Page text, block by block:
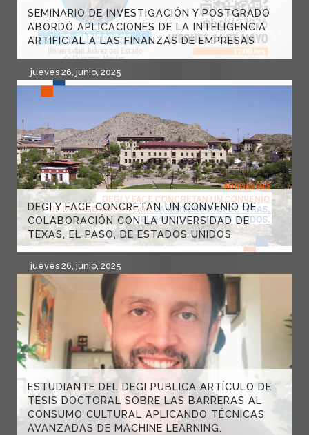
SEMINARIO DE INVESTIGACIÓN Y POSTGRADO
ABORDÓ APLICACIONES DE LA INTELIGENCIA
ARTIFICIAL A LAS FINANZAS DE EMPRESAS
jueves 26, junio, 2025
DEGI Y FACE CONCRETAN UN CONVENIO DE
COLABORACIÓN CON LA UNIVERSIDAD DE
TEXAS, EL PASO, DE ESTADOS UNIDOS
jueves 26, junio, 2025
ESTUDIANTE DEL DEGI PUBLICA ARTÍCULO DE
TESIS DOCTORAL SOBRE LAS BARRERAS AL
CONSUMO CULTURAL APLICANDO TÉCNICAS
AVANZADAS DE MACHINE LEARNING.